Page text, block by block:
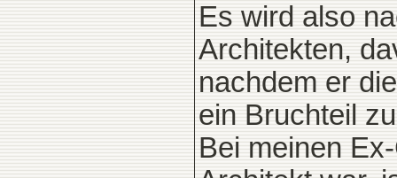
Es wird also
Architekten,
nachdem er
ein Bruchteil
Bei meinen